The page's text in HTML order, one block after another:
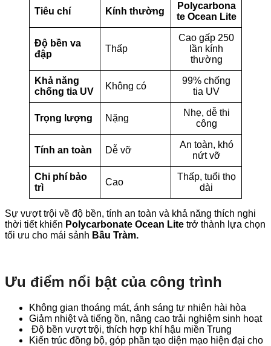
Tiêu chí Kính thường
Polycarbona
te Ocean Lite
Độ bền va
đập
Thấp
Cao gấp 250
lần kính
thường
Khả năng
chống tia UV
Không có
99% chống
tia UV
Trọng lượng Nặng
Nhẹ, dễ thi
công
Tính an toàn Dễ vỡ
An toàn, khó
nứt vỡ
Chi phí bảo
trì
Cao
Thấp, tuổi thọ
dài
Sự vượt trội về độ bền, tính an toàn và khả năng thích nghi
thời tiết khiến Polycarbonate Ocean Lite trở thành lựa chọn
tối ưu cho mái sảnh Bầu Tràm.
Ưu điểm nổi bật của công trình
Không gian thoáng mát, ánh sáng tự nhiên hài hòa
Giảm nhiệt và tiếng ồn, nâng cao trải nghiệm sinh hoạt
Độ bền vượt trội, thích hợp khí hậu miền Trung
Kiến trúc đồng bộ, góp phần tạo diện mạo hiện đại cho